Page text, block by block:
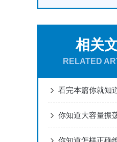
相关
RELATED